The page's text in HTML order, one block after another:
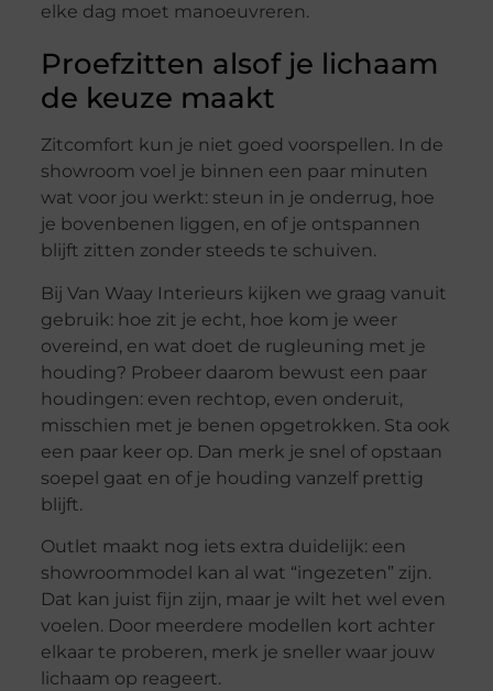
elke dag moet manoeuvreren.
Proefzitten alsof je lichaam
de keuze maakt
Zitcomfort kun je niet goed voorspellen. In de
showroom voel je binnen een paar minuten
wat voor jou werkt: steun in je onderrug, hoe
je bovenbenen liggen, en of je ontspannen
blijft zitten zonder steeds te schuiven.
Bij Van Waay Interieurs kijken we graag vanuit
gebruik: hoe zit je echt, hoe kom je weer
overeind, en wat doet de rugleuning met je
houding? Probeer daarom bewust een paar
houdingen: even rechtop, even onderuit,
misschien met je benen opgetrokken. Sta ook
een paar keer op. Dan merk je snel of opstaan
soepel gaat en of je houding vanzelf prettig
blijft.
Outlet maakt nog iets extra duidelijk: een
showroommodel kan al wat “ingezeten” zijn.
Dat kan juist fijn zijn, maar je wilt het wel even
voelen. Door meerdere modellen kort achter
elkaar te proberen, merk je sneller waar jouw
lichaam op reageert.